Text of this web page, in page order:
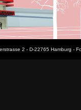
2 - D-22765 Hamburg -